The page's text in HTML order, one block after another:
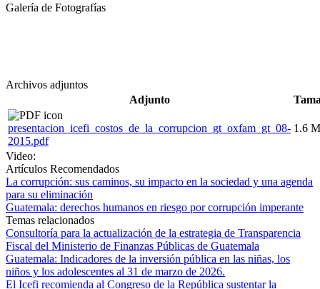
Galería de Fotografías
Archivos adjuntos
Adjunto
presentacion_icefi_costos_de_la_corrupcion_gt_oxfam_gt_08-
2015.pdf
1.6
Video:
Artículos Recomendados
La corrupción: sus caminos, su impacto en la sociedad y una agenda
para su eliminación
Guatemala: derechos humanos en riesgo por corrupción imperante
Temas relacionados
Consultoría para la actualización de la estrategia de Transparencia
Fiscal del Ministerio de Finanzas Públicas de Guatemala
Guatemala: Indicadores de la inversión pública en las niñas, los
niños y los adolescentes al 31 de marzo de 2026.
El Icefi recomienda al Congreso de la República sustentar la